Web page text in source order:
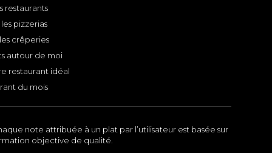
restaurants
pizzerias
crêperies
autour de moi
restaurant idéal
du mois
note attribuée à un plat par l’utilisateur est basée sur
objective de qualité.